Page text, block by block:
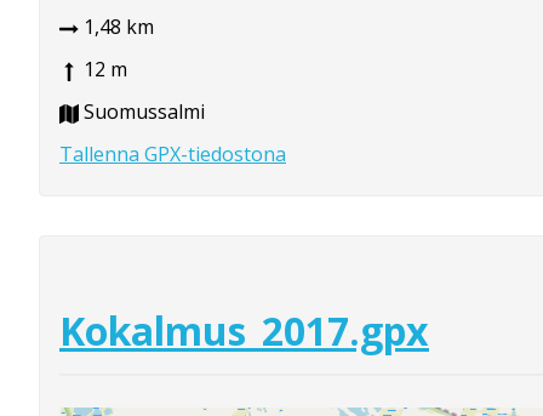
1,48 km
12 m
Suomussalmi
Tallenna GPX-tiedostona
Kokalmus_2017.gpx